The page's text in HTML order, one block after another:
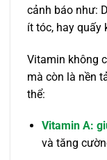
cảnh báo như:
ít tóc, hay quấy
Vitamin không
mà còn là nền
thể:
Vitamin A:
và tăng